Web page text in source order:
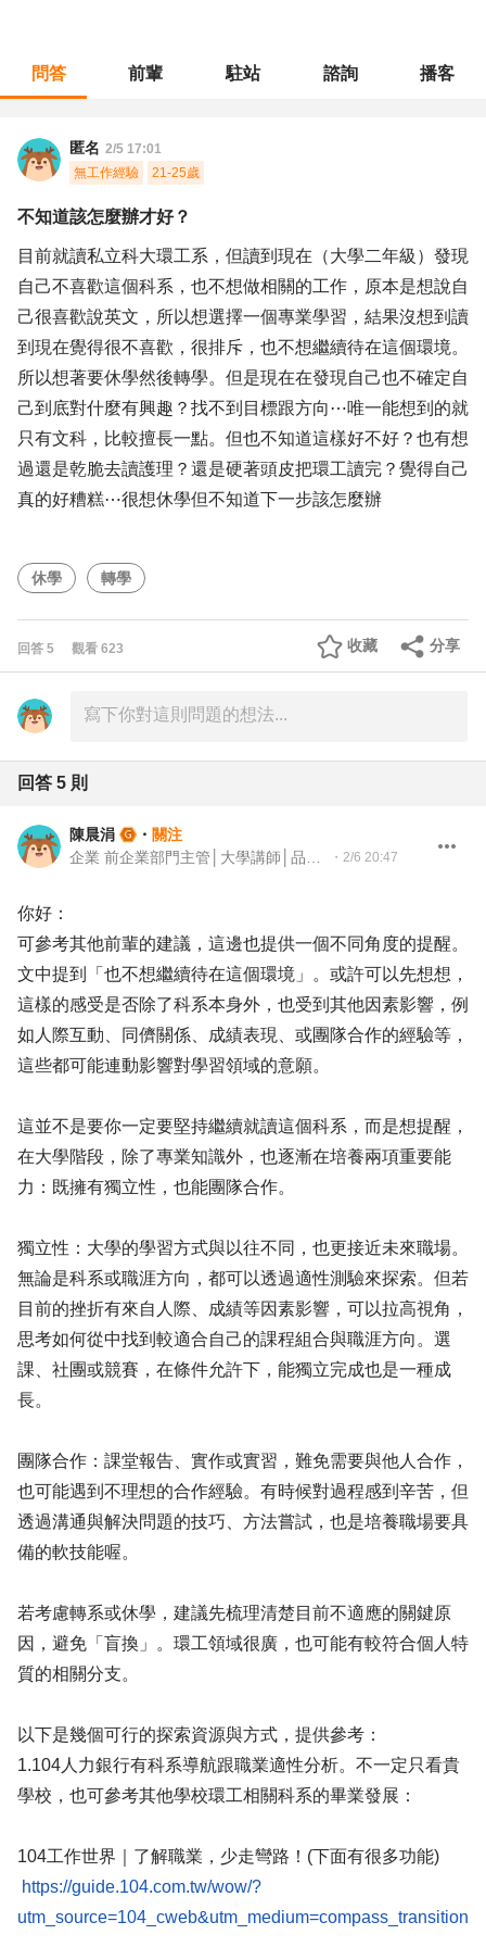
問答 前輩 駐站 諮詢 播客
匿名 2/5 17:01
無工作經驗
21-25歲
不知道該怎麼辦才好？
目前就讀私立科大環工系，但讀到現在（大學二年級）發現
自己不喜歡這個科系，也不想做相關的工作，原本是想說自
己很喜歡說英文，所以想選擇一個專業學習，結果沒想到讀
到現在覺得很不喜歡，很排斥，也不想繼續待在這個環境。
所以想著要休學然後轉學。但是現在在發現自己也不確定自
己到底對什麼有興趣？找不到目標跟方向⋯唯一能想到的就
只有文科，比較擅長一點。但也不知道這樣好不好？也有想
過還是乾脆去讀護理？還是硬著頭皮把環工讀完？覺得自己
真的好糟糕⋯很想休學但不知道下一步該怎麼辦
休學 轉學
回答 5 觀看 623 分享
收藏
回答 5 則
陳晨涓 ・ 關注
・ 2/6 20:47
你好：
可參考其他前輩的建議，這邊也提供一個不同角度的提醒。
文中提到「也不想繼續待在這個環境」。或許可以先想想，
這樣的感受是否除了科系本身外，也受到其他因素影響，例
如人際互動、同儕關係、成績表現、或團隊合作的經驗等，
這些都可能連動影響對學習領域的意願。
這並不是要你一定要堅持繼續就讀這個科系，而是想提醒，
在大學階段，除了專業知識外，也逐漸在培養兩項重要能
力：既擁有獨立性，也能團隊合作。
獨立性：大學的學習方式與以往不同，也更接近未來職場。
無論是科系或職涯方向，都可以透過適性測驗來探索。但若
目前的挫折有來自人際、成績等因素影響，可以拉高視角，
思考如何從中找到較適合自己的課程組合與職涯方向。選
課、社團或競賽，在條件允許下，能獨立完成也是一種成
長。
團隊合作：課堂報告、實作或實習，難免需要與他人合作，
也可能遇到不理想的合作經驗。有時候對過程感到辛苦，但
透過溝通與解決問題的技巧、方法嘗試，也是培養職場要具
備的軟技能喔。
若考慮轉系或休學，建議先梳理清楚目前不適應的關鍵原
因，避免「盲換」。環工領域很廣，也可能有較符合個人特
質的相關分支。
以下是幾個可行的探索資源與方式，提供參考：
1.104人力銀行有科系導航跟職業適性分析。不一定只看貴
學校，也可參考其他學校環工相關科系的畢業發展：
104工作世界｜了解職業，少走彎路！(下面有很多功能)
https://guide.104.com.tw/wow/?
utm_source=104_cweb&utm_medium=compass_transition